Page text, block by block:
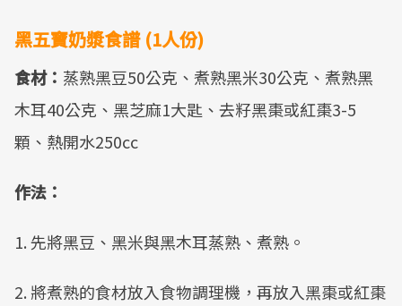
黑五寶奶漿食譜 (1人份)
食材： 蒸熟黑豆50公克、煮熟黑米30公克、煮熟黑
木耳40公克、黑芝麻1大匙、去籽黑棗或紅棗3-5
顆、熱開水250cc
作法：
1. 先將黑豆、黑米與黑木耳蒸熟、煮熟。
2. 將煮熟的食材放入食物調理機，再放入黑棗或紅棗